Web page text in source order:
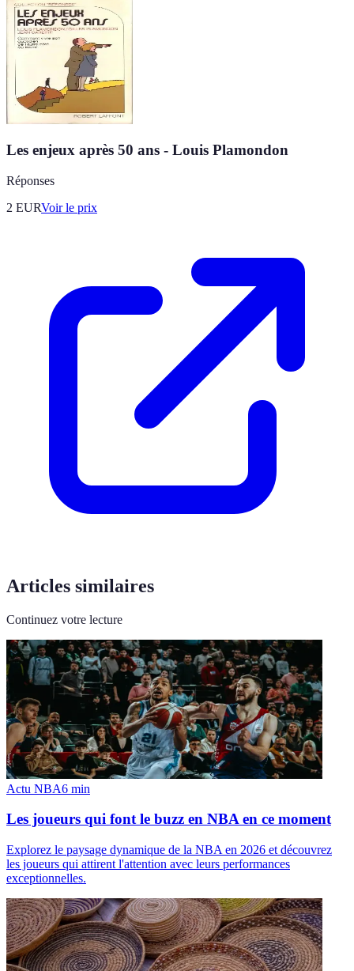
Les enjeux après 50 ans - Louis Plamondon
Réponses
2 EURVoir le prix
Articles similaires
Continuez votre lecture
Actu NBA6 min
Les joueurs qui font le buzz en NBA en ce moment
Explorez le paysage dynamique de la NBA en 2026 et découvrez
les joueurs qui attirent l'attention avec leurs performances
exceptionnelles.